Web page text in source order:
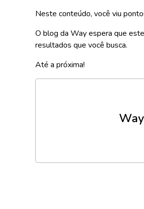
Neste conteúdo, você viu
O blog da Way espera que
resultados que você busca.
Até a próxima!